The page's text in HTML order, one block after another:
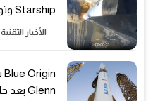
Starship وتواجه تحديات أثناء العودة
الأخبار التقنية
Glenn بعد حادثة أبريل